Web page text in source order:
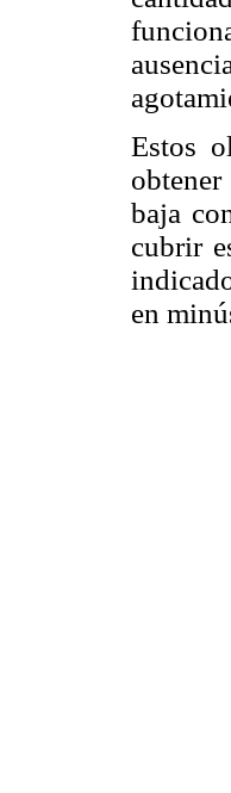
Estos
baja
cubrir
en